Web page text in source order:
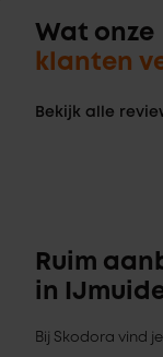
Wat onze
klanten
Bekijk alle
Ruim
in
Bij Skodora vind